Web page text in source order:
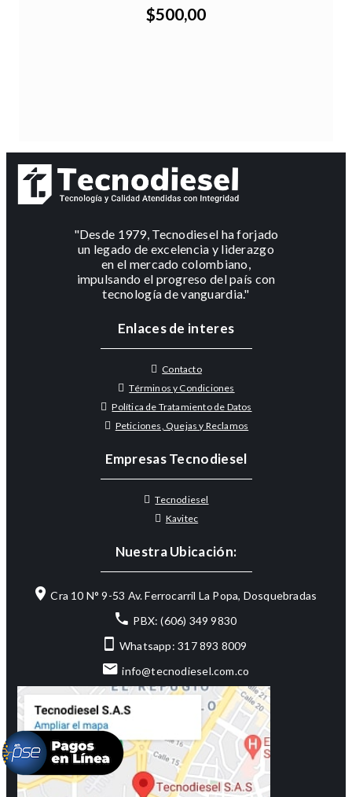
$500,00
"Desde 1979, Tecnodiesel ha forjado
un legado de excelencia y liderazgo
en el mercado colombiano,
impulsando el progreso del país con
tecnología de vanguardia."
Enlaces de interes
Contacto
Términos y Condiciones
Política de Tratamiento de Datos
Peticiones, Quejas y Reclamos
Empresas Tecnodiesel
Tecnodiesel
Kavitec
Nuestra Ubicación:
Cra 10 N° 9-53 Av. Ferrocarril La Popa, Dosquebradas
PBX: (606) 349 9830
Whatsapp: 317 893 8009
info@tecnodiesel.com.co